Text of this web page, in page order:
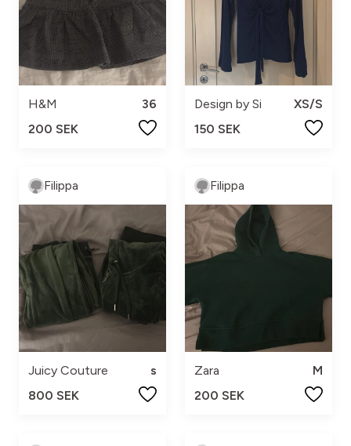
H&M
36
200 SEK
Design by Si
XS/S
150 SEK
Filippa
Juicy Couture
s
800 SEK
Filippa
Zara
M
200 SEK